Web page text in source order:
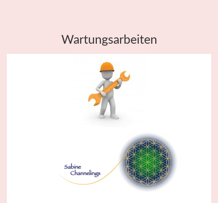
Wartungsarbeiten